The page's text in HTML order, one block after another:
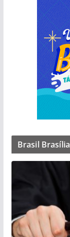
Brasil Brasília